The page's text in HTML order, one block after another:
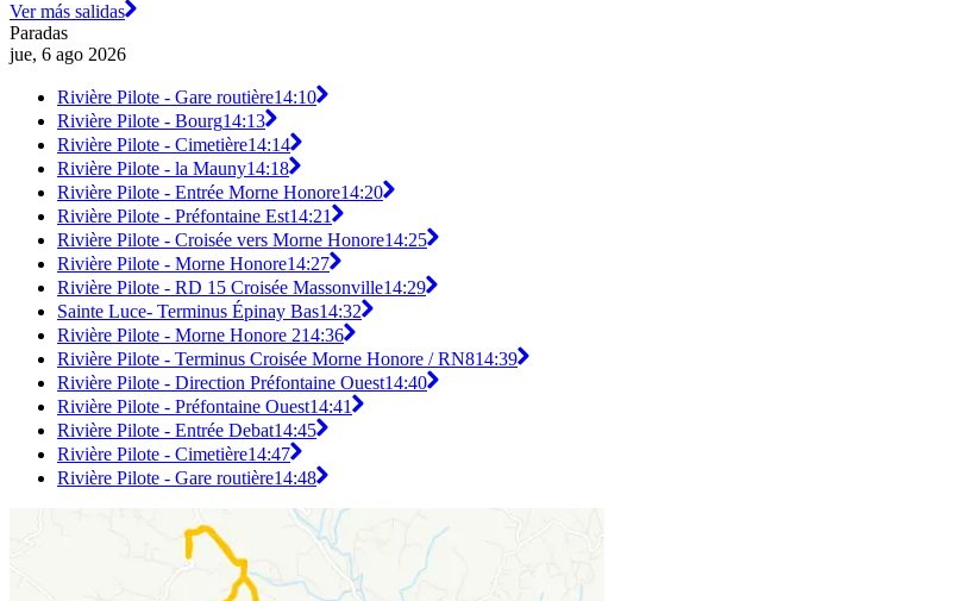
Ver más salidas
Paradas
jue, 6 ago 2026
Rivière Pilote - Gare routière14:10
Rivière Pilote - Bourg14:13
Rivière Pilote - Cimetière14:14
Rivière Pilote - la Mauny14:18
Rivière Pilote - Entrée Morne Honore14:20
Rivière Pilote - Préfontaine Est14:21
Rivière Pilote - Croisée vers Morne Honore14:25
Rivière Pilote - Morne Honore14:27
Rivière Pilote - RD 15 Croisée Massonville14:29
Sainte Luce- Terminus Épinay Bas14:32
Rivière Pilote - Morne Honore 214:36
Rivière Pilote - Terminus Croisée Morne Honore / RN814:39
Rivière Pilote - Direction Préfontaine Ouest14:40
Rivière Pilote - Préfontaine Ouest14:41
Rivière Pilote - Entrée Debat14:45
Rivière Pilote - Cimetière14:47
Rivière Pilote - Gare routière14:48